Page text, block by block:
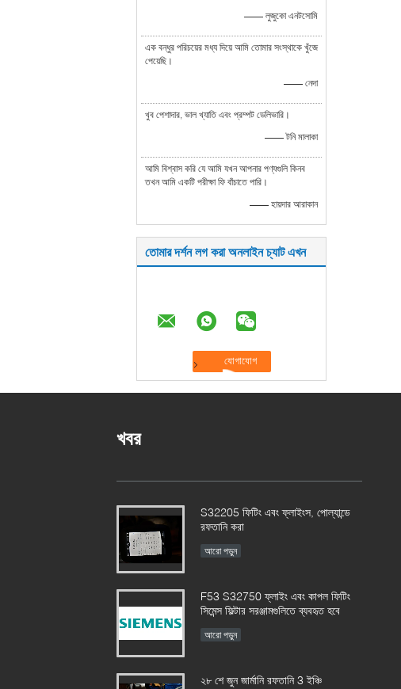
—— লুজুকো এনটসোমি
এক বন্ধুর পরিচয়ের মধ্য দিয়ে আমি তোমার সংস্থাকে খুঁজে
পেয়েছি।
—— নেদা
খুব পেশাদার, ভাল খ্যাতি এবং প্রম্পট ডেলিভারি।
—— টনি মালাকা
আমি বিশ্বাস করি যে আমি যখন আপনার পণ্যগুলি কিনব
তখন আমি একটি পরীক্ষা ফি বাঁচাতে পারি।
—— হায়দার আরাকান
তোমার দর্শন লগ করা অনলাইন চ্যাট এখন
খবর
S32205 ফিটিং এবং ফ্লাইংস, পোল্যান্ডে
রফতানি করা
আরো পড়ুন
F53 S32750 ফ্লাইং এবং কাপল ফিটিং
সিমেন্স ফিল্টার সরঞ্জামগুলিতে ব্যবহৃত হবে
আরো পড়ুন
২৮ শে জুন জার্মানি রফতানি 3 ইঞ্চি